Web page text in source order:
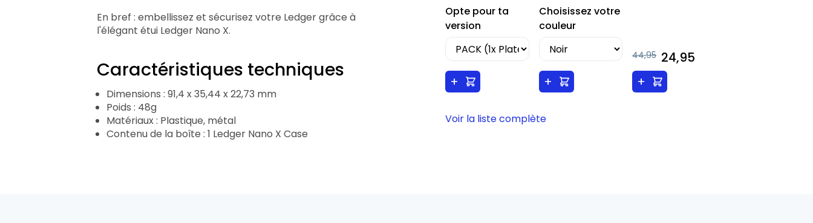
En bref : embellissez et sécurisez votre Ledger grâce à
l'élégant étui Ledger Nano X.
Caractéristiques techniques
Dimensions : 91,4 x 35,44 x 22,73 mm
Poids : 48g
Matériaux : Plastique, métal
Contenu de la boîte : 1 Ledger Nano X Case
Opte pour ta
version
+
Choisissez votre
couleur
+
44,95 24,95
+
Voir la liste complète